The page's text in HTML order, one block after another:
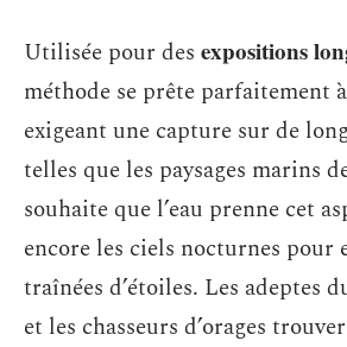
Utilisée pour des expositions
méthode se prête parfaitement
exigeant une capture sur de
telles que les paysages marins
souhaite que l’eau prenne cet
encore les ciels nocturnes pour
traînées d’étoiles. Les adeptes
et les chasseurs d’orages